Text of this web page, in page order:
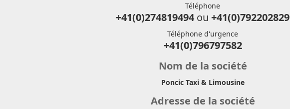
Téléphone
+41(0)274819494 ou +41(0)792202829
Téléphone d'urgence
+41(0)796797582
Nom de la société
Poncic Taxi & Limousine
Adresse de la société